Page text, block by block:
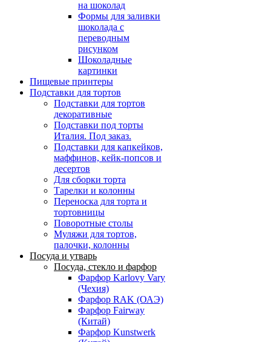
на шоколад
Формы для заливки
шоколада с
переводным
рисунком
Шоколадные
картинки
Пищевые принтеры
Подставки для тортов
Подставки для тортов
декоративные
Подставки под торты
Италия. Под заказ.
Подставки для капкейков,
маффинов, кейк-попсов и
десертов
Для сборки торта
Тарелки и колонны
Переноска для торта и
тортовницы
Поворотные столы
Муляжи для тортов,
палочки, колонны
Посуда и утварь
Посуда, стекло и фарфор
Фарфор Karlovy Vary
(Чехия)
Фарфор RAK (ОАЭ)
Фарфор Fairway
(Китай)
Фарфор Kunstwerk